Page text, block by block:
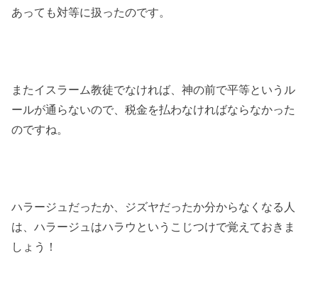
あっても対等に扱ったのです。
またイスラーム教徒でなければ、神の前で平等というル
ールが通らないので、税金を払わなければならなかった
のですね。
ハラージュだったか、ジズヤだったか分からなくなる人
は、ハラージュはハラウというこじつけで覚えておきま
しょう！